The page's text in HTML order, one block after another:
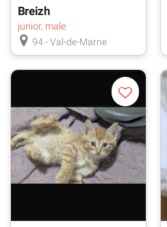
Breizh
junior, male
94 - Val-de-Marne